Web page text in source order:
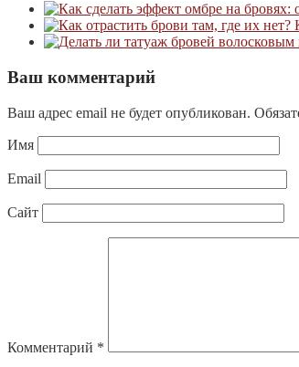
Ваш комментарий
Ваш адрес email не будет опубликован.
Имя
Email
Сайт
Комментарий *